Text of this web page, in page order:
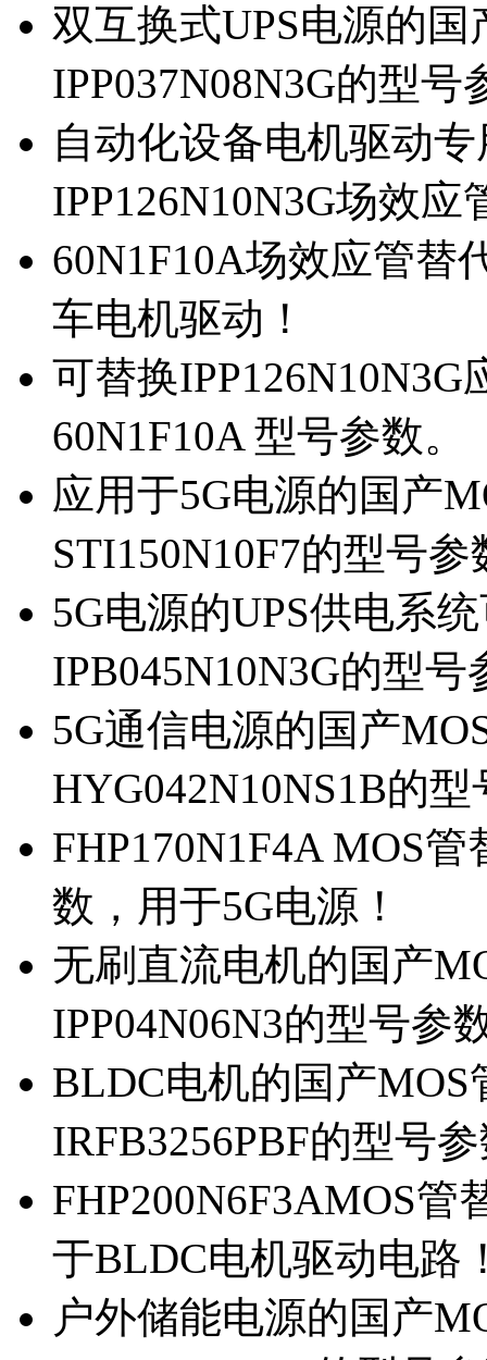
双互换式UPS电源的
IPP037N08N3G的型号
自动化设备电机驱动
IPP126N10N3G场效应
60N1F10A场效应管替
车电机驱动！
可替换
60N1F10A 型号参数。
应用于5G电源的国产
STI150N10F7的型号参
5G电源的UPS供电系
IPB045N10N3G的型号
5G通信电源的国产
HYG042N10NS1B的
FHP170N1F4A MOS
数，用于5G电源！
无刷直流电机的国产
IPP04N06N3的型号参
BLDC电机的国产MOS
IRFB3256PBF的型号
FHP200N6F3AMOS管
于BLDC电机驱动电路
户外储能电源的国产